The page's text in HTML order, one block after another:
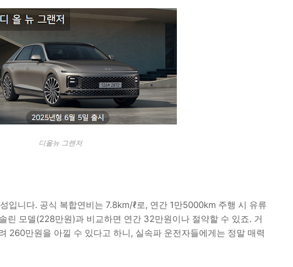
디올뉴 그랜저
입니다. 공식 복합연비는 7.8km/ℓ로, 연간 1만5000km 주행 시 유류
린 모델(228만원)과 비교하면 연간 32만원이나 절약할 수 있죠. 거
260만원을 아낄 수 있다고 하니, 실속파 운전자들에게는 정말 매력